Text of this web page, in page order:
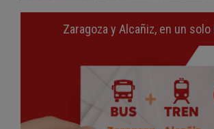
Zaragoza y Alcañiz, en un